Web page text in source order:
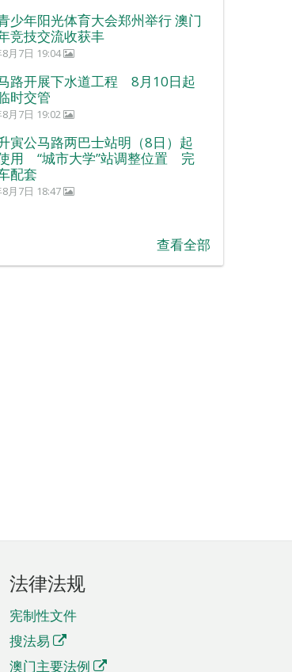
少年阳光体育大会郑州举行 澳门
竞技交流收获丰
月7日 19:04
路开展下水道工程 8月10日起
时交管
月7日 19:02
寅公马路两巴士站明（8日）起
用 “城市大学”站调整位置 完
配套
月7日 18:47
查看全部
法律法规
宪制性文件
搜法易
澳门主要法例